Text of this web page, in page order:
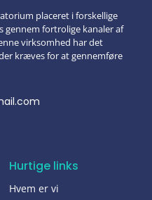
placeret i forskellige
gennem fortrolige kanaler af
virksomhed har det
kræves for at gennemføre
Hurtige links
Hvem er vi